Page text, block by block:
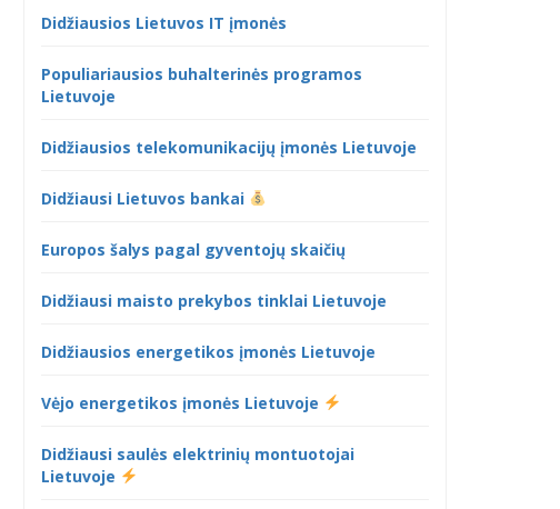
Didžiausios Lietuvos IT įmonės
Populiariausios buhalterinės programos
Lietuvoje
Didžiausios telekomunikacijų įmonės Lietuvoje
Didžiausi Lietuvos bankai
Europos šalys pagal gyventojų skaičių
Didžiausi maisto prekybos tinklai Lietuvoje
Didžiausios energetikos įmonės Lietuvoje
Vėjo energetikos įmonės Lietuvoje
Didžiausi saulės elektrinių montuotojai
Lietuvoje